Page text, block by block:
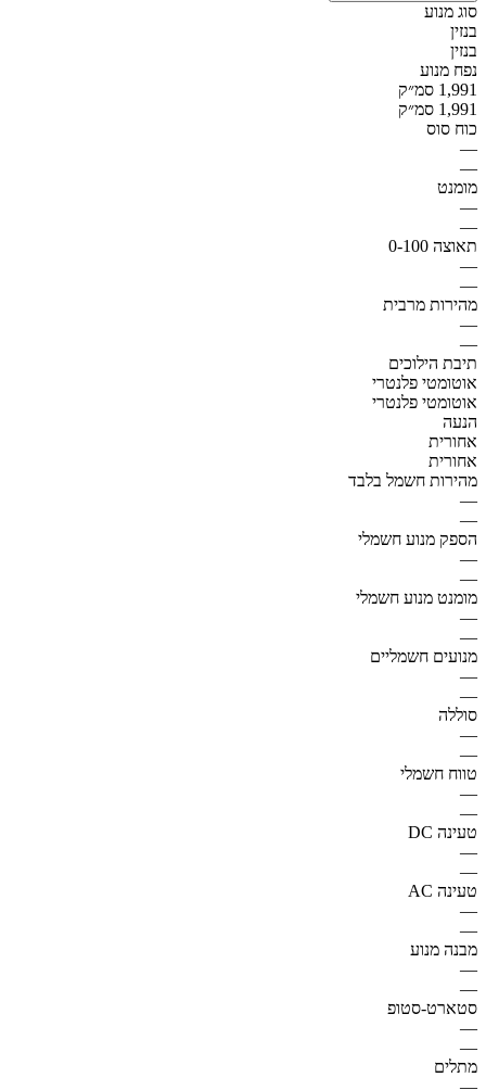
סוג מנוע
בנזין
בנזין
נפח מנוע
1,991 סמ״ק
1,991 סמ״ק
כוח סוס
—
—
מומנט
—
—
תאוצה 0-100
—
—
מהירות מרבית
—
—
תיבת הילוכים
אוטומטי פלנטרי
אוטומטי פלנטרי
הנעה
אחורית
אחורית
מהירות חשמל בלבד
—
—
הספק מנוע חשמלי
—
—
מומנט מנוע חשמלי
—
—
מנועים חשמליים
—
—
סוללה
—
—
טווח חשמלי
—
—
טעינה DC
—
—
טעינה AC
—
—
מבנה מנוע
—
—
סטארט-סטופ
—
—
מתלים
—